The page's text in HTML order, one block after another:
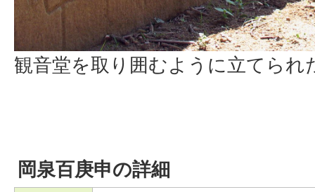
観音堂を取り囲むように立てられ
岡泉百庚申の詳細